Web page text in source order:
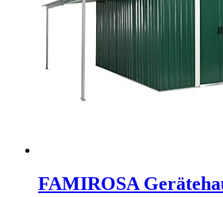
FAMIROSA